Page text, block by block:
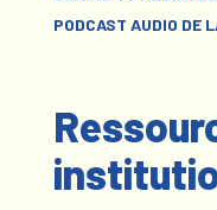
PODCAST AUDIO DE